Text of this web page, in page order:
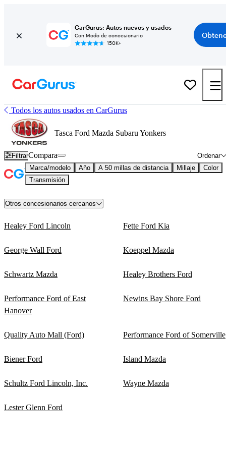
CarGurus: Autos nuevos y usados
Con Modo de concesionario
150K+
Todos los autos usados en CarGurus
Tasca Ford Mazda Subaru Yonkers
Filtrar Ordenar
Compara
Marca/modelo Año A 50 millas de distancia Millaje
Color
Transmisión
Otros concesionarios cercanos
Healey Ford Lincoln Fette Ford Kia
George Wall Ford Koeppel Mazda
Schwartz Mazda Healey Brothers Ford
Performance Ford of East
Hanover
Newins Bay Shore Ford
Quality Auto Mall (Ford) Performance Ford of Somerville
Biener Ford Island Mazda
Schultz Ford Lincoln, Inc. Wayne Mazda
Lester Glenn Ford